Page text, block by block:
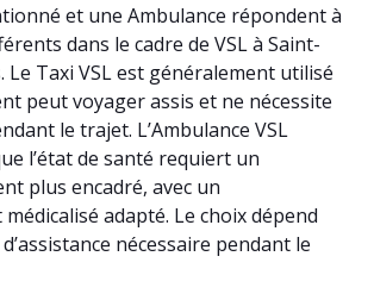
et une Ambulance répondent à
dans le cadre de VSL à Saint-
Le Taxi VSL est généralement utilisé
peut voyager assis et ne nécessite
le trajet. L’Ambulance VSL
l’état de santé requiert un
plus encadré, avec un
adapté. Le choix dépend
nécessaire pendant le